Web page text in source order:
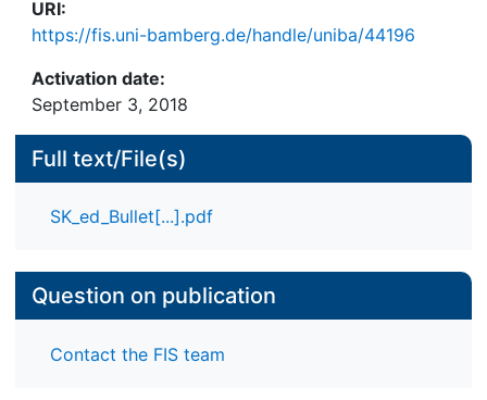
URI:
https://fis.uni-bamberg.de/handle/uniba/44196
Activation date:
September 3, 2018
Full text/File(s)
SK_ed_Bullet[...].pdf
Question on publication
Contact the FIS team